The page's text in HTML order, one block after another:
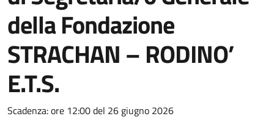
della Fondazione
STRACHAN – RODINO’
E.T.S.
Dettagli della notizia
Scadenza: ore 12:00 del 26 giugno 2026